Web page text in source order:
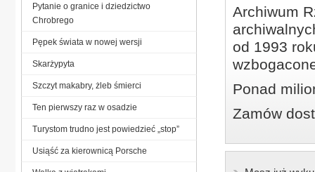
Archiwum
od 1993
Ponad
Zamów
Pytanie o granice i dziedzictwo
Chrobrego
Pępek świata w nowej wersji
Skarżypyta
Szczyt makabry, żleb śmierci
Ten pierwszy raz w osadzie
Turystom trudno jest powiedzieć „stop”
Usiąść za kierownicą Porsche